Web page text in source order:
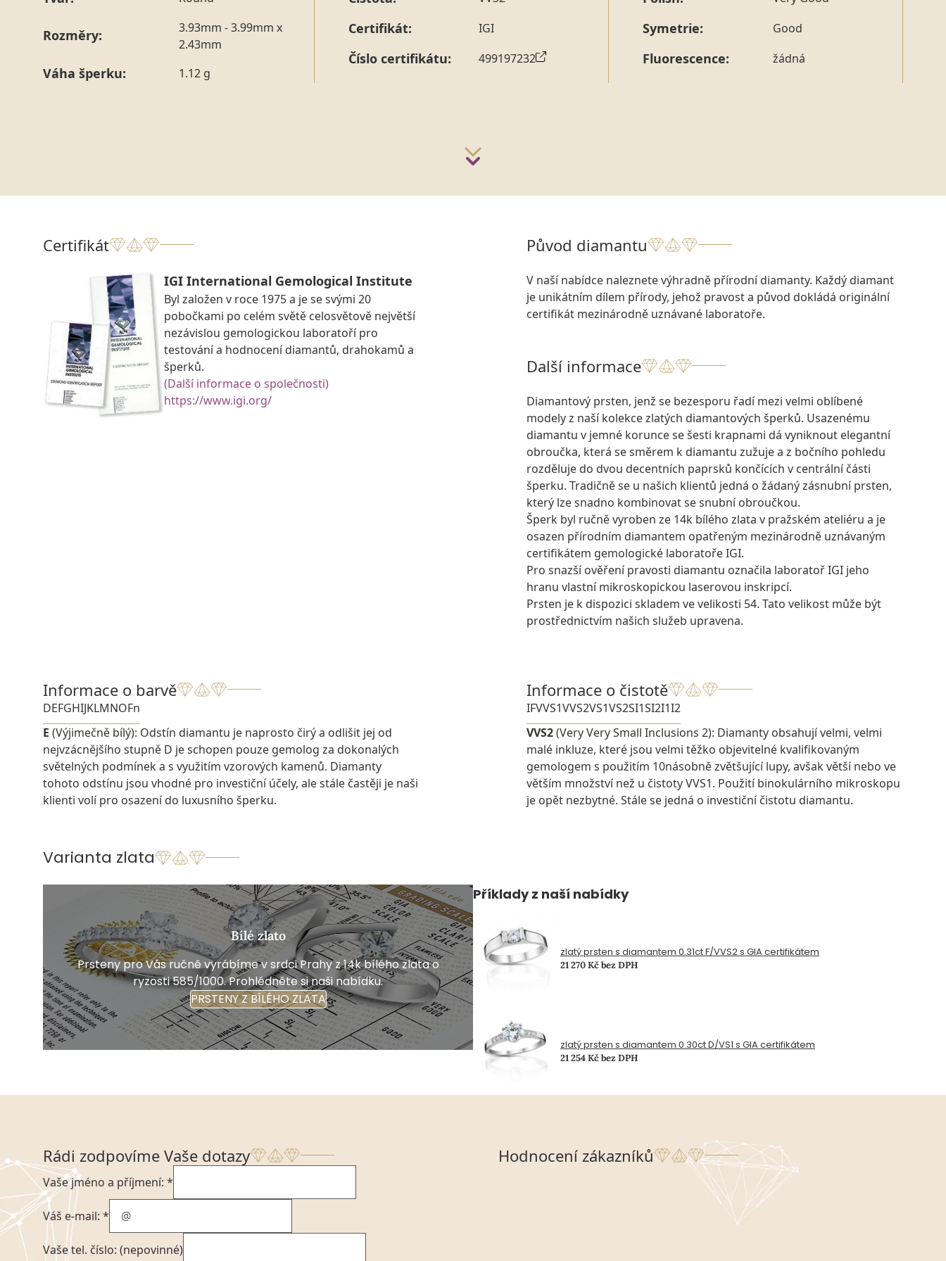
Pro sdělení skladové velikosti tohoto konkrétního prstenu nás můžete
Rozměry:
3.93mm - 3.99mm x
2.43mm
Váha šperku: 1.12 g
Certifikát: IGI
Číslo certifikátu: 499197232
Symetrie: Good
Fluorescence: žádná
Certifikát
IGI International Gemological Institute
Byl založen v roce 1975 a je se svými 20
pobočkami po celém světě celosvětově největší
nezávislou gemologickou laboratoří pro
testování a hodnocení diamantů, drahokamů a
šperků.
(Další informace o společnosti)
https://www.igi.org/
Původ diamantu
V naší nabídce naleznete výhradně přírodní diamanty. Každý diamant
je unikátním dílem přírody, jehož pravost a původ dokládá originální
certifikát mezinárodně uznávané laboratoře.
Další informace
Diamantový prsten, jenž se bezesporu řadí mezi velmi oblíbené
modely z naší kolekce zlatých diamantových šperků. Usazenému
diamantu v jemné korunce se šesti krapnami dá vyniknout elegantní
obroučka, která se směrem k diamantu zužuje a z bočního pohledu
rozděluje do dvou decentních paprsků končících v centrální části
šperku. Tradičně se u našich klientů jedná o žádaný zásnubní prsten,
který lze snadno kombinovat se snubní obroučkou.
Šperk byl ručně vyroben ze 14k bílého zlata v pražském ateliéru a je
osazen přírodním diamantem opatřeným mezinárodně uznávaným
certifikátem gemologické laboratoře IGI.
Pro snazší ověření pravosti diamantu označila laboratoř IGI jeho
hranu vlastní mikroskopickou laserovou inskripcí.
Prsten je k dispozici skladem ve velikosti 54. Tato velikost může být
prostřednictvím našich služeb upravena.
Informace o barvě
DEFGHIJKLMNOFn
E (Výjimečně bílý): Odstín diamantu je naprosto čirý a odlišit jej od
nejvzácnějšího stupně D je schopen pouze gemolog za dokonalých
světelných podmínek a s využitím vzorových kamenů. Diamanty
tohoto odstínu jsou vhodné pro investiční účely, ale stále častěji je naši
klienti volí pro osazení do luxusního šperku.
Informace o čistotě
IFVVS1VVS2VS1VS2SI1SI2I1I2
VVS2(Very Very Small Inclusions 2): Diamanty obsahují velmi, velmi
malé inkluze, které jsou velmi těžko objevitelné kvalifikovaným
gemologem s použitím 10násobně zvětšující lupy, avšak větší nebo ve
větším množství než u čistoty VVS1. Použití binokulárního mikroskopu
je opět nezbytné. Stále se jedná o investiční čistotu diamantu.
Varianta zlata
Bílé zlato
Prsteny pro Vás ručně vyrábíme v srdci Prahy z 14k bílého zlata o
ryzosti 585/1000. Prohlédněte si naši nabídku.
PRSTENY Z BÍLÉHO ZLATA
Příklady z naší nabídky
zlatý prsten s diamantem 0.31ct F/VVS2 s GIA certifikátem
21 270 Kč bez DPH
zlatý prsten s diamantem 0.30ct D/VS1 s GIA certifikátem
21 254 Kč bez DPH
Rádi zodpovíme Vaše dotazy
Vaše jméno a příjmení: *
Váš e-mail: *
Vaše tel. číslo: (nepovinné)
Hodnocení zákazníků